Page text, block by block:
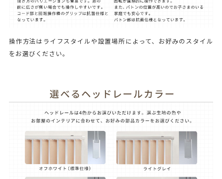
操作方法はライフスタイルや設置場所によって、お好みのスタイル
をお選びください。